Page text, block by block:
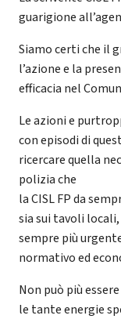
guarigione
Siamo certi che il
l’azione e la
efficacia nel
Le azioni e
con episodi di
ricercare quella
polizia che
la CISL FP da
sia sui tavoli
sempre più
normativo ed
Non può più
le tante energie